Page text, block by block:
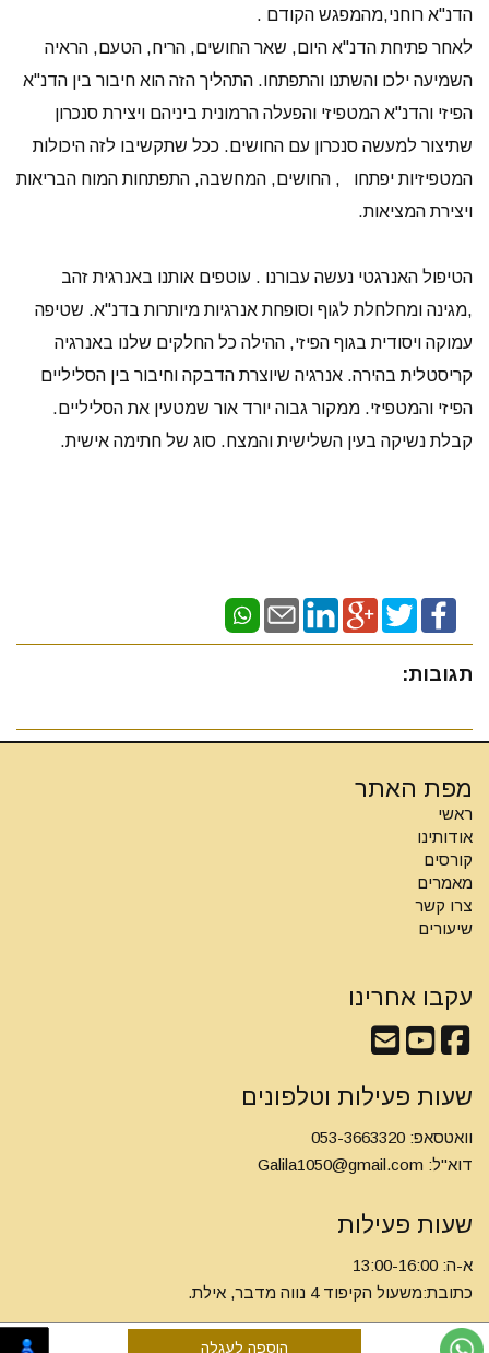
הדנ"א רוחני,מהמפגש הקודם .
לאחר פתיחת הדנ"א היום, שאר החושים, הריח, הטעם, הראיה
השמיעה ילכו והשתנו והתפתחו. התהליך הזה הוא חיבור בין הדנ"א
הפיזי והדנ"א המטפיזי והפעלה הרמונית ביניהם ויצירת סנכרון
שתיצור למעשה סנכרון עם החושים. ככל שתקשיבו לזה היכולות
המטפיזיות יפתחו , החושים, המחשבה, התפתחות המוח הבריאות
ויצירת המציאות.
הטיפול האנרגטי נעשה עבורנו . עוטפים אותנו באנרגית זהב
,מגינה ומחלחלת לגוף וסופחת אנרגיות מיותרות בדנ"א. שטיפה
עמוקה ויסודית בגוף הפיזי, ההילה כל החלקים שלנו באנרגיה
קריסטלית בהירה. אנרגיה שיוצרת הדבקה וחיבור בין הסליליים
הפיזי והמטפיזי. ממקור גבוה יורד אור שמטעין את הסליליים.
קבלת נשיקה בעין השלישית והמצח. סוג של חתימה אישית.
תגובות:
מפת האתר
ראשי
אודותינו
קורסים
מאמרים
צרו קשר
שיעורים
עקבו אחרינו
שעות פעילות וטלפונים
וואטסאפ: 053-3663320
דוא"ל: Galila1050@gmail.com
שעות פעילות
א-ה: 13:00-16:00
כתובת:משעול הקיפוד 4 נווה מדבר, אילת.